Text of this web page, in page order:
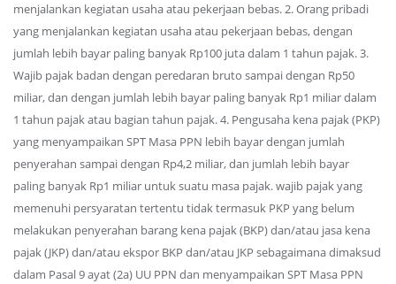
menjalankan kegiatan usaha atau pekerjaan bebas. 2. Orang pribadi
yang menjalankan kegiatan usaha atau pekerjaan bebas, dengan
jumlah lebih bayar paling banyak Rp100 juta dalam 1 tahun pajak. 3.
Wajib pajak badan dengan peredaran bruto sampai dengan Rp50
miliar, dan dengan jumlah lebih bayar paling banyak Rp1 miliar dalam
1 tahun pajak atau bagian tahun pajak. 4. Pengusaha kena pajak (PKP)
yang menyampaikan SPT Masa PPN lebih bayar dengan jumlah
penyerahan sampai dengan Rp4,2 miliar, dan jumlah lebih bayar
paling banyak Rp1 miliar untuk suatu masa pajak. wajib pajak yang
memenuhi persyaratan tertentu tidak termasuk PKP yang belum
melakukan penyerahan barang kena pajak (BKP) dan/atau jasa kena
pajak (JKP) dan/atau ekspor BKP dan/atau JKP sebagaimana dimaksud
dalam Pasal 9 ayat (2a) UU PPN dan menyampaikan SPT Masa PPN